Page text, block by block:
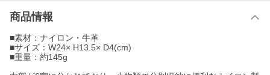
商品情報
■素材：ナイロン・牛革
■サイズ：W24× H13.5× D4(cm)
■重量：約145g